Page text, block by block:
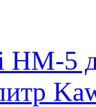
HM-5